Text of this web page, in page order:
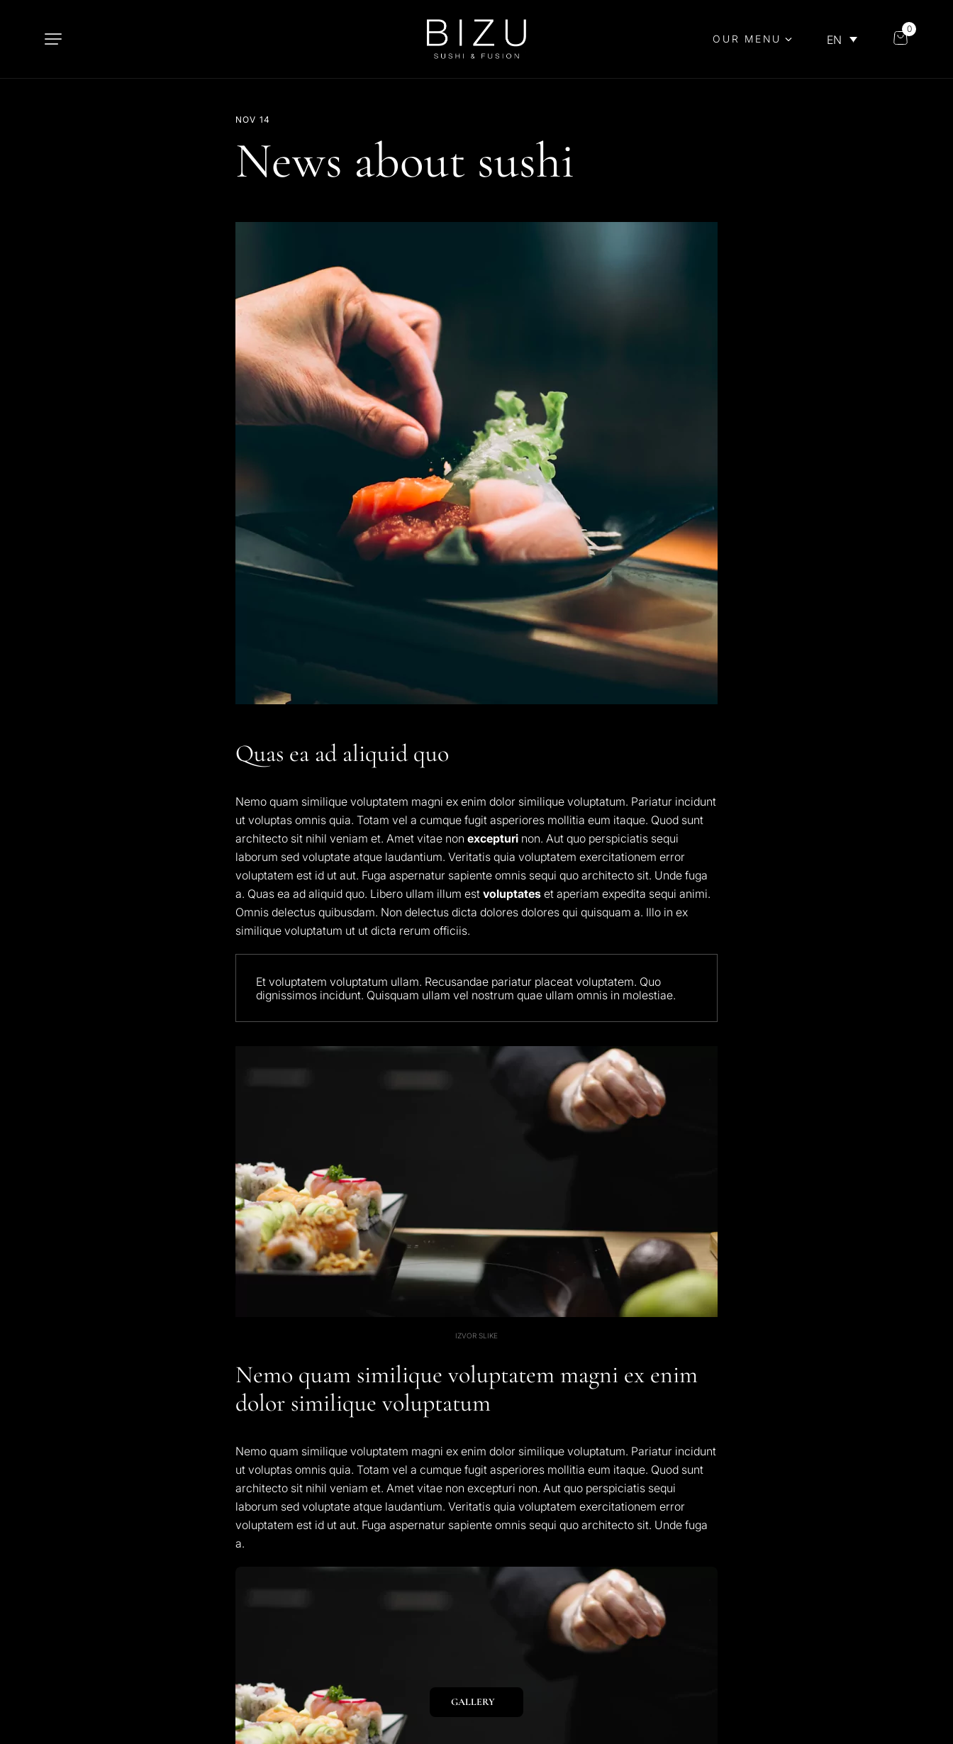
OUR MENU EN
0
NOV 14
News about sushi
Quas ea ad aliquid quo
Nemo quam similique voluptatem magni ex enim dolor similique voluptatum. Pariatur incidunt
ut voluptas omnis quia. Totam vel a cumque fugit asperiores mollitia eum itaque. Quod sunt
architecto sit nihil veniam et. Amet vitae non excepturi non. Aut quo perspiciatis sequi
laborum sed voluptate atque laudantium. Veritatis quia voluptatem exercitationem error
voluptatem est id ut aut. Fuga aspernatur sapiente omnis sequi quo architecto sit. Unde fuga
a. Quas ea ad aliquid quo. Libero ullam illum estvoluptateset aperiam expedita sequi animi.
Omnis delectus quibusdam. Non delectus dicta dolores dolores qui quisquam a. Illo in ex
similique voluptatum ut ut dicta rerum officiis.
Et voluptatem voluptatum ullam. Recusandae pariatur placeat voluptatem. Quo
dignissimos incidunt. Quisquam ullam vel nostrum quae ullam omnis in molestiae.
IZVOR SLIKE
Nemo quam similique voluptatem magni ex enim
dolor similique voluptatum
Nemo quam similique voluptatem magni ex enim dolor similique voluptatum. Pariatur incidunt
ut voluptas omnis quia. Totam vel a cumque fugit asperiores mollitia eum itaque. Quod sunt
architecto sit nihil veniam et. Amet vitae non excepturi non. Aut quo perspiciatis sequi
laborum sed voluptate atque laudantium. Veritatis quia voluptatem exercitationem error
voluptatem est id ut aut. Fuga aspernatur sapiente omnis sequi quo architecto sit. Unde fuga
a.
GALLERY